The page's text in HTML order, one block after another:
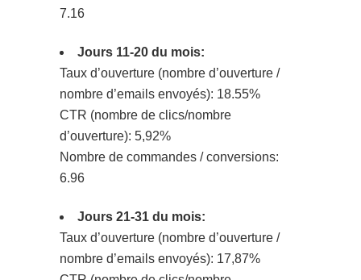
7.16
Jours 11-20 du mois:
Taux d’ouverture (nombre d’ouverture /
nombre d’emails envoyés): 18.55%
CTR (nombre de clics/nombre
d’ouverture): 5,92%
Nombre de commandes / conversions:
6.96
Jours 21-31 du mois:
Taux d’ouverture (nombre d’ouverture /
nombre d’emails envoyés): 17,87%